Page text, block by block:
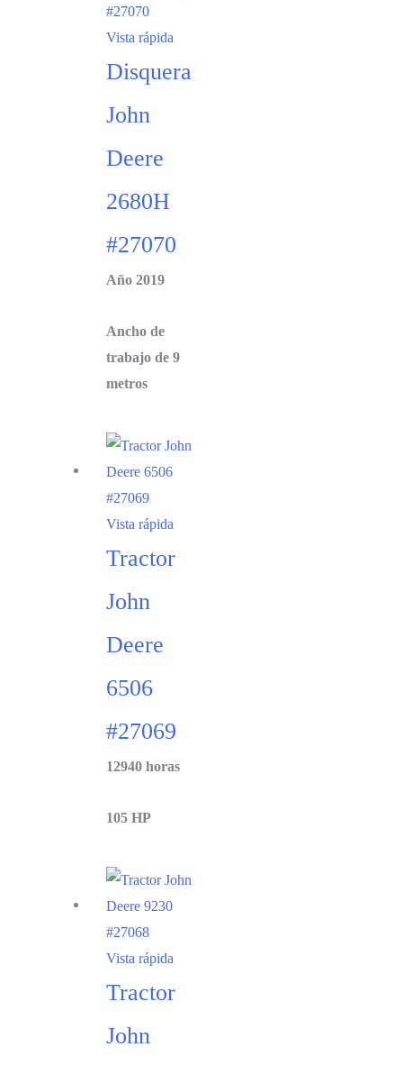
Vista rápida
Disquera
John
Deere
2680H
#27070
Año 2019
Ancho de
trabajo de 9
metros
Vista rápida
Tractor
John
Deere
6506
#27069
12940 horas
105 HP
Vista rápida
Tractor
John